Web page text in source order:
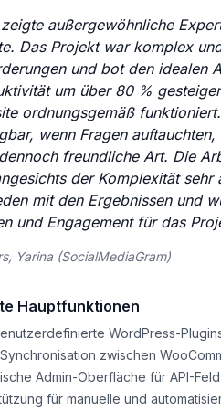
außergewöhnliche
Das Projekt war komplex
und bot den idealen
um über 80 %
ordnungsgemäß
wenn Fragen
freundliche Art. Die
der Komplexität
mit den Ergebnissen und
und Engagement für das
Yarina (SocialMediaGram)
Hauptfunktionen
WordPress-
zwischen
Admin-Oberfläche für API-
für manuelle und